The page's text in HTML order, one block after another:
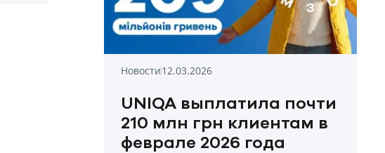
Новости12.03.2026
UNIQA выплатила почти
210 млн грн клиентам в
феврале 2026 года